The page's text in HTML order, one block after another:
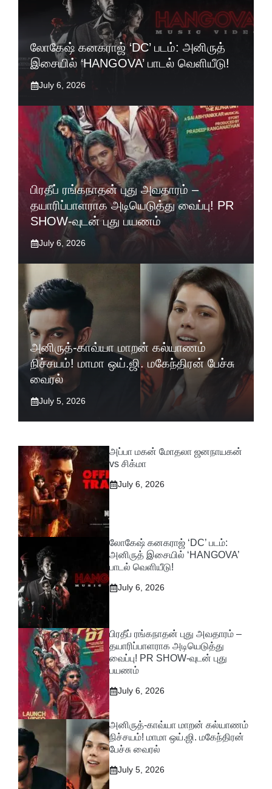
லோகேஷ் கனகராஜ் ‘DC’ படம்: அனிருத்
இசையில் ‘HANGOVA’ பாடல் வெளியீடு!
July 6, 2026
பிரதீப் ரங்கநாதன் புது அவதாரம் –
தயாரிப்பாளராக அடியெடுத்து வைப்பு! PR
SHOW-வுடன் புது பயணம்
July 6, 2026
அனிருத்-காவ்யா மாறன் கல்யாணம்
நிச்சயம்! மாமா ஒய்.ஜி. மகேந்திரன் பேச்சு
வைரல்
July 5, 2026
அப்பா மகன் மோதலா ஜனநாயகன்
vs சிக்மா
July 6, 2026
லோகேஷ் கனகராஜ் ‘DC’ படம்:
அனிருத் இசையில் ‘HANGOVA’
பாடல் வெளியீடு!
July 6, 2026
பிரதீப் ரங்கநாதன் புது அவதாரம் –
தயாரிப்பாளராக அடியெடுத்து
வைப்பு! PR SHOW-வுடன் புது
பயணம்
July 6, 2026
அனிருத்-காவ்யா மாறன் கல்யாணம்
நிச்சயம்! மாமா ஒய்.ஜி. மகேந்திரன்
பேச்சு வைரல்
July 5, 2026